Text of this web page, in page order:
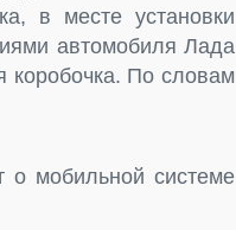
в месте установки
автомобиля Лада
коробочка. По словам
о мобильной системе